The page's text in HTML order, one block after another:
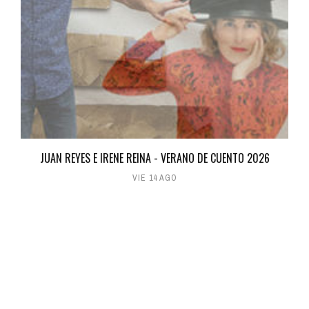
JUAN REYES E IRENE REINA - VERANO DE CUENTO 2026
VIE 14 AGO